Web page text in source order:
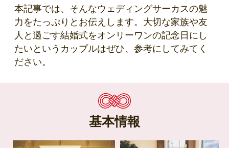
本記事では、そんなウェディングサーカスの魅
力をたっぷりとお伝えします。大切な家族や友
人と過ごす結婚式をオンリーワンの記念日にし
たいというカップルはぜひ、参考にしてみてく
ださい。
基本情報